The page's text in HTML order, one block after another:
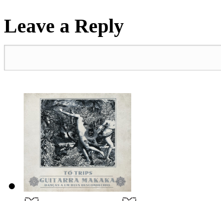
Leave a Reply